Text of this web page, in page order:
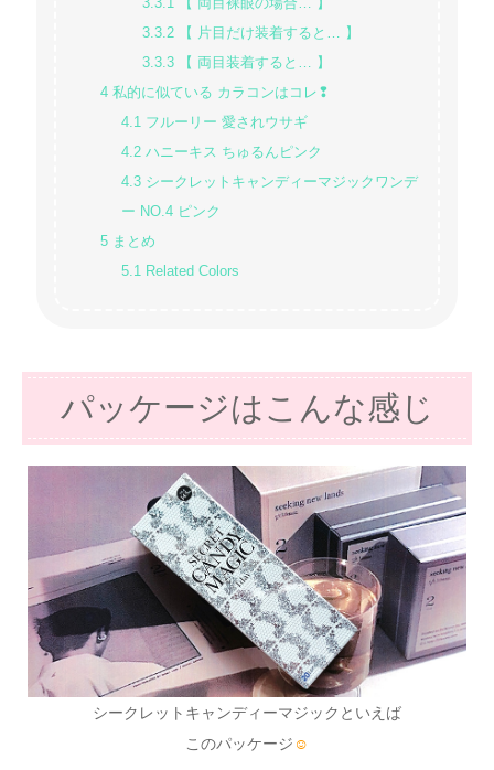
3.3.2【 片目だけ装着すると… 】
3.3.3【 両目装着すると… 】
4 私的に似ている カラコンはコレ❢
4.1 フルーリー 愛されウサギ
4.2ハニーキス ちゅるんピンク
4.3シークレットキャンディーマジックワンデ
ー NO.4 ピンク
5 まとめ
5.1
Related Colors
パッケージはこんな感じ
シークレットキャンディーマジックといえば
このパッケージ ☺